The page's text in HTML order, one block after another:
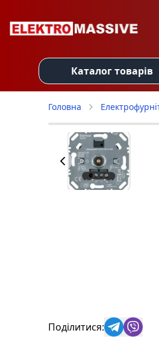
Каталог товарів
Головна
Поділитися: